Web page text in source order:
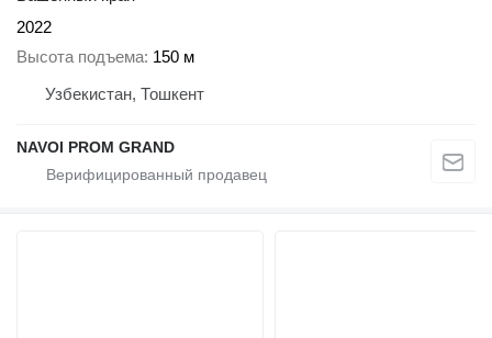
2022
Высота подъема 150 м
Узбекистан, Тошкент
NAVOI PROM GRAND